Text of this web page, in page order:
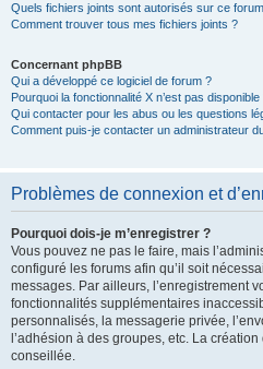
Quels fichiers joints sont autorisés sur ce
Comment trouver tous mes fichiers joints ?
Concernant phpBB
Qui a développé ce logiciel de forum ?
Pourquoi la fonctionnalité X n’est pas disponible
Qui contacter pour les abus ou les questions
Comment puis-je contacter un administrateur
Problèmes de connexion et
Pourquoi dois-je m’enregistrer ?
Vous pouvez ne pas le faire, mais
configuré les forums afin qu’il soit
messages. Par ailleurs, l’enregistrement
fonctionnalités supplémentaires
personnalisés, la messagerie privée,
l’adhésion à des groupes, etc. La
conseillée.